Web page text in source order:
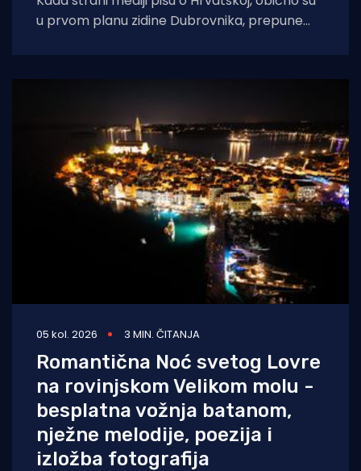
u prvom planu zidine Dubrovnika, prepune
05 kol. 2026 3 MIN. ČITANJA
Romantična Noć svetog Lovre
na rovinjskom Velikom molu -
besplatna vožnja batanom,
nježne melodije, poezija i
izložba fotografija